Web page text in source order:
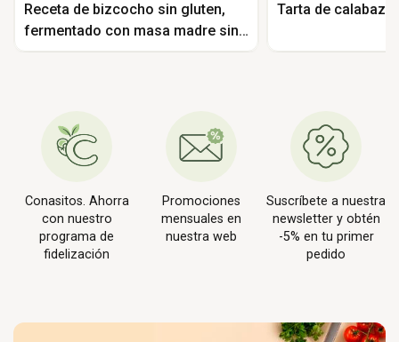
Receta de bizcocho sin gluten,
fermentado con masa madre sin
gluten
Tarta de calabaza
Conasitos. Ahorra
con nuestro
programa de
fidelización
Promociones
mensuales en
nuestra web
Suscríbete a nuestra
newsletter y obtén
-5% en tu primer
pedido